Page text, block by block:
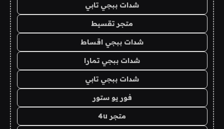
شدات ببجي تابي
متجر تقسيط
شدات ببجي اقساط
شدات ببجي تمارا
شدات ببجي تابي
فور يو ستور
متجر 4u